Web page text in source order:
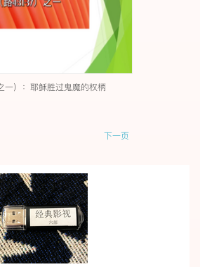
）：耶稣胜过鬼魔的权柄
下一页